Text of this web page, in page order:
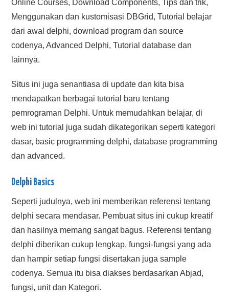
Online Courses, Download Components, Tips dan trik,
Menggunakan dan kustomisasi DBGrid, Tutorial belajar
dari awal delphi, download program dan source
codenya, Advanced Delphi, Tutorial database dan
lainnya.
Situs ini juga senantiasa di update dan kita bisa
mendapatkan berbagai tutorial baru tentang
pemrograman Delphi. Untuk memudahkan belajar, di
web ini tutorial juga sudah dikategorikan seperti kategori
dasar, basic programming delphi, database programming
dan advanced.
Delphi Basics
Seperti judulnya, web ini memberikan referensi tentang
delphi secara mendasar. Pembuat situs ini cukup kreatif
dan hasilnya memang sangat bagus. Referensi tentang
delphi diberikan cukup lengkap, fungsi-fungsi yang ada
dan hampir setiap fungsi disertakan juga sample
codenya. Semua itu bisa diakses berdasarkan Abjad,
fungsi, unit dan Kategori.